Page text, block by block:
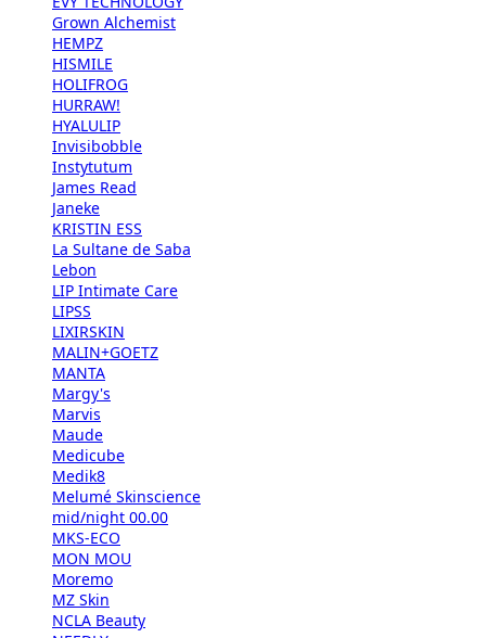
Grown Alchemist
HEMPZ
HISMILE
HOLIFROG
HURRAW!
HYALULIP
Invisibobble
Instytutum
James Read
Janeke
KRISTIN ESS
La Sultane de Saba
Lebon
LIP Intimate Care
LIPSS
LIXIRSKIN
MALIN+GOETZ
MANTA
Margy's
Marvis
Maude
Medicube
Medik8
Melumé Skinscience
mid/night 00.00
MKS-ECO
MON MOU
Moremo
MZ Skin
NCLA Beauty